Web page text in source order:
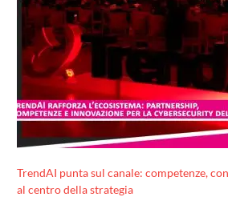
TrendAI punta sul canale: competenze,
al centro della strategia